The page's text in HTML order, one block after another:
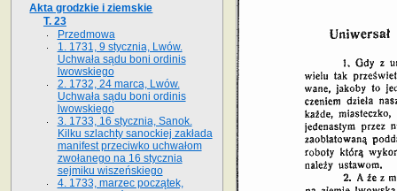
Akta grodzkie i ziemskie
T. 23
Przedmowa
1. 1731, 9 stycznia, Lwów.
Uchwała sądu boni ordinis
lwowskiego
2. 1732, 24 marca, Lwów.
Uchwała sądu boni ordinis
lwowskiego
3. 1733, 16 stycznia, Sanok.
Kilku szlachty sanockiej zakłada
manifest przeciwko uchwałom
zwołanego na 16 stycz­nia
sejmiku wiszeńskiego
4. 1733, marzec początek,